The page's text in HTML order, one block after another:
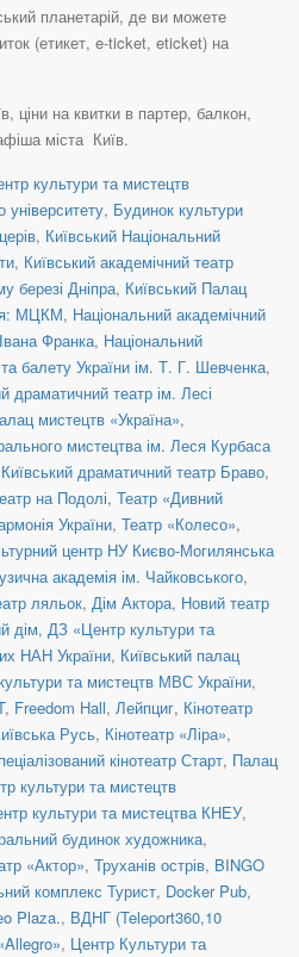
планетарій, де ви можете
(етикет, e-ticket, eticket) на
ціни на квитки в партер, балкон,
міста Київ.
культури та мистецтв
університету, Будинок культури
, Київський Національний
, Київський академічний театр
березі Дніпра, Київський Палац
МЦКМ, Національний академічний
Франка, Національний
балету України ім. Т. Г. Шевченка,
драматичний театр ім. Лесі
мистецтв «Україна»,
мистецтва ім. Леся Курбаса
Київський драматичний театр Браво,
на Подолі, Театр «Дивний
України, Театр «Колесо»,
центр НУ Києво-Могилянська
академія ім. Чайковського,
ляльок, Дім Актора, Новий театр
дім, ДЗ «Центр культури та
НАН України, Київський палац
та мистецтв МВС України,
, Freedom Hall, Лейпциг, Кінотеатр
Русь, Кінотеатр «Ліра»,
кінотеатр Старт, Палац
культури та мистецтв
культури та мистецтва КНЕУ,
будинок художника,
«Актор», Труханів острів, BINGO
комплекс Турист, Docker Pub,
Plaza., ВДНГ (Teleport360,10
, Центр Культури та